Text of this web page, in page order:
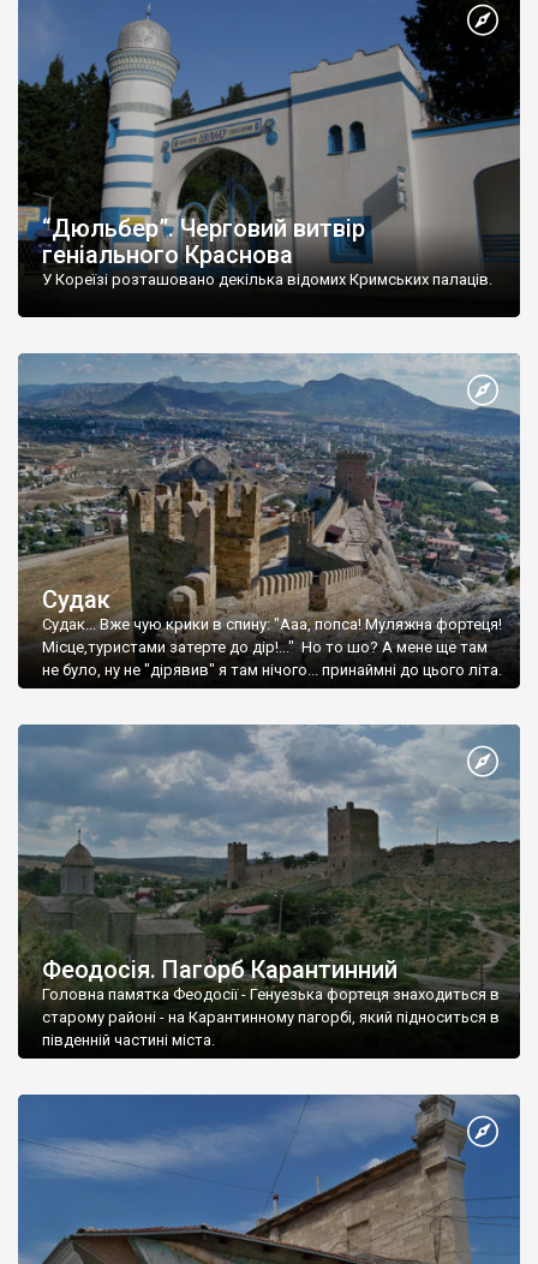
“Дюльбер”. Черговий витвір
геніального Краснова
У Кореїзі розташовано декілька відомих Кримських палаців.
Судак
Судак... Вже чую крики в спину: "Ааа, попса! Муляжна фортеця!
Місце,туристами затерте до дір!..." Но то шо? А мене ще там
не було, ну не "дірявив" я там нічого... принаймні до цього літа.
Феодосія. Пагорб Карантинний
Головна памятка Феодосії - Генуезька фортеця знаходиться в
старому районі - на Карантинному пагорбі, який підноситься в
південній частині міста.